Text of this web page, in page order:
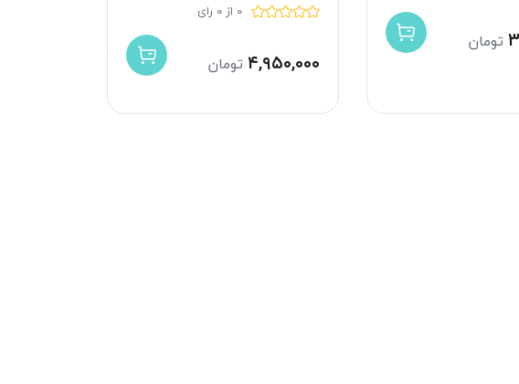
تومان
0 از 0 رای
۴,۹۵۰,۰۰۰ تومان